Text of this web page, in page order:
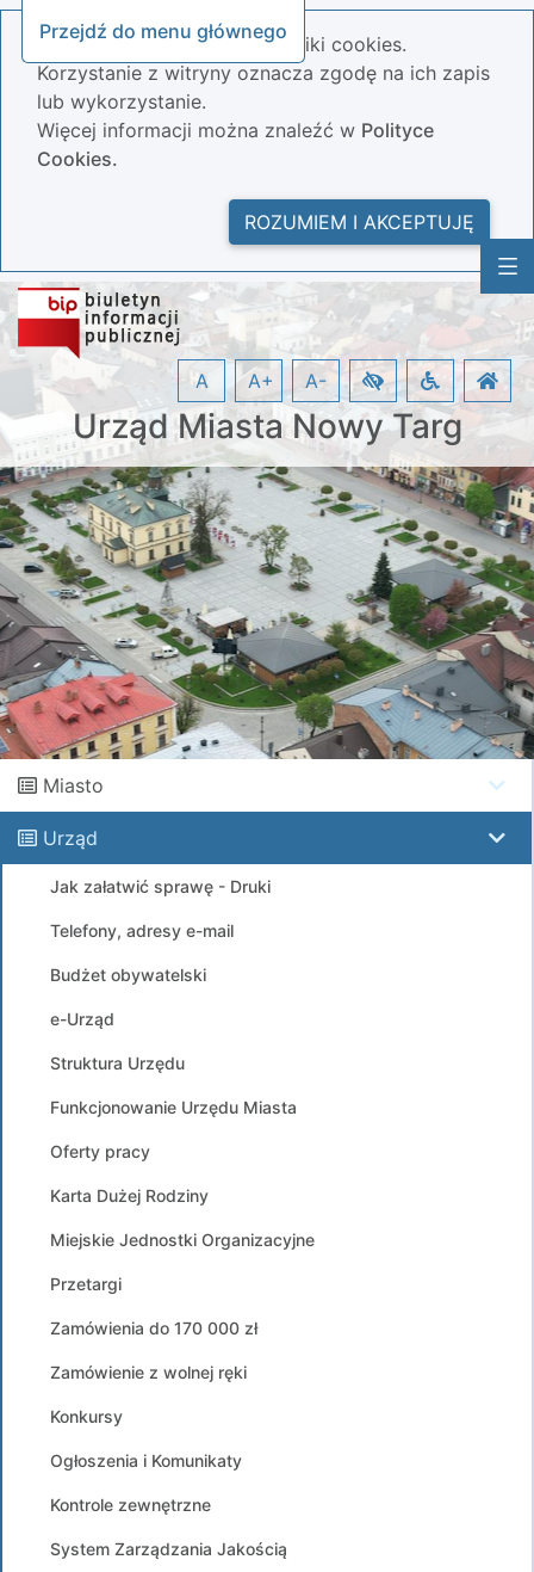
Przejdź do menu głównego
Nasza strona wykorzystuje pliki cookies.
Korzystanie z witryny oznacza zgodę na ich zapis
lub wykorzystanie.
Więcej informacji można znaleźć w Polityce
Cookies.
ROZUMIEM I AKCEPTUJĘ
Urząd Miasta Nowy Targ
A A+ A-
Miasto
Urząd
Jak załatwić sprawę - Druki
Telefony, adresy e-mail
Budżet obywatelski
e-Urząd
Struktura Urzędu
Funkcjonowanie Urzędu Miasta
Oferty pracy
Karta Dużej Rodziny
Miejskie Jednostki Organizacyjne
Przetargi
Zamówienia do 170 000 zł
Zamówienie z wolnej ręki
Konkursy
Ogłoszenia i Komunikaty
Kontrole zewnętrzne
System Zarządzania Jakością